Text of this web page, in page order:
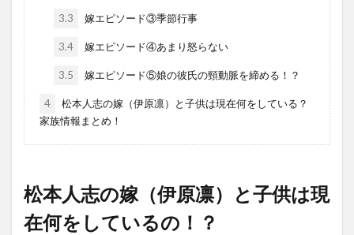
3.3 嫁エピソード③季節行事
3.4 嫁エピソード④あまり怒らない
3.5 嫁エピソード⑤娘の彼氏の頸動脈を締める！？
4
松本人志の嫁（伊原凛）と子供は現在何をしている？
家族情報まとめ！
松本人志の嫁（伊原凛）と子供は現
在何をしているの！？